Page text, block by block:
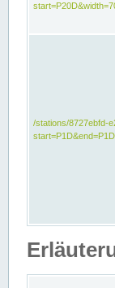
/stations/8727ebfd-